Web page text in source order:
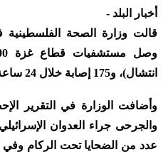
أخبار البلد -
قالت وزارة الصحة الفلسطينية
انتشال)، و175 إصابة خلال 24 ساعة الماضية.
وأضافت الوزارة في التقرير
والجرحى جراء العدوان
عدد من الضحايا تحت الركام